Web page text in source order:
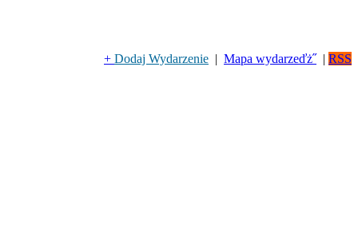
+ Dodaj Wydarzenie | Mapa wydarzeďż˝| RSS